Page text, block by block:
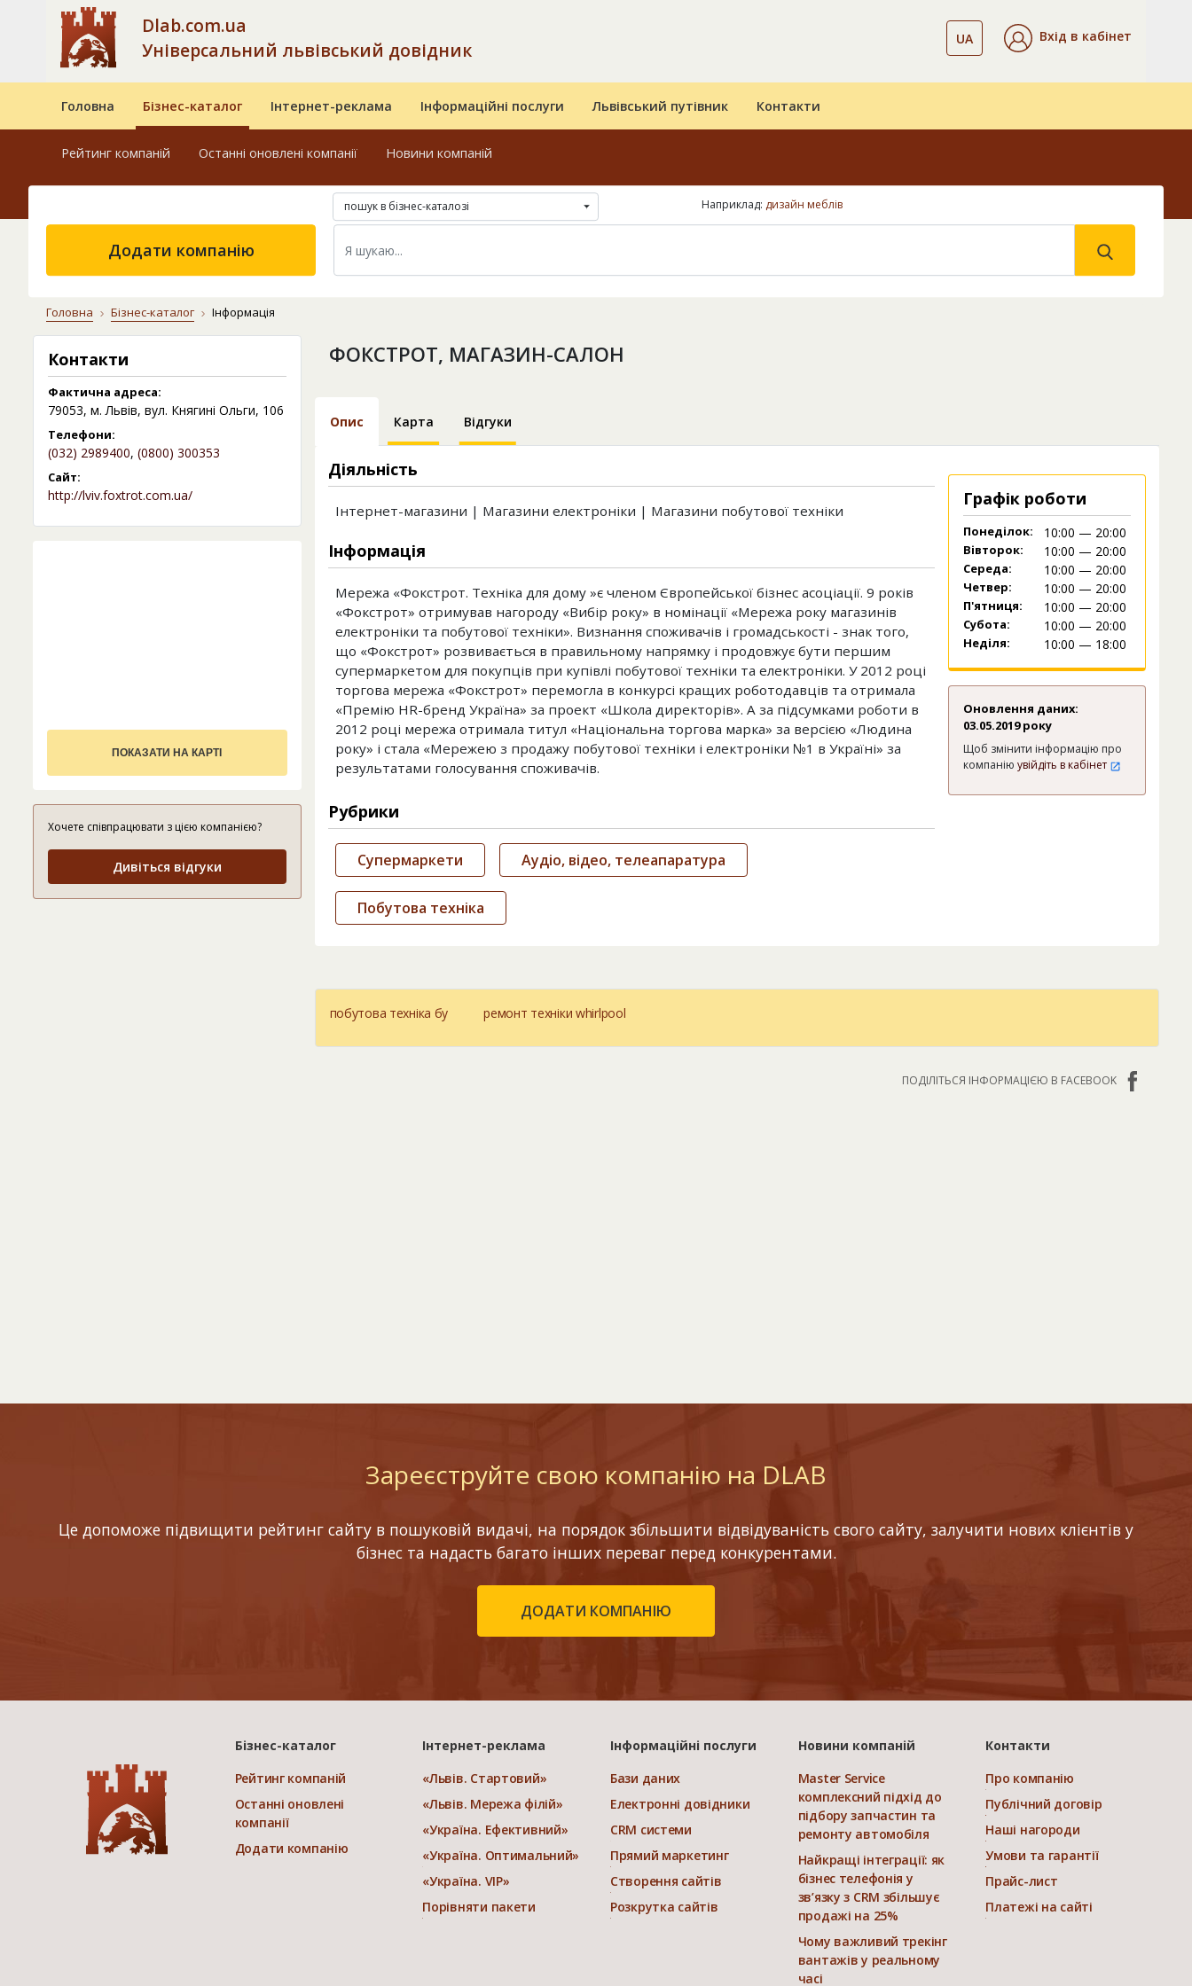
Dlab.com.ua
Універсальний львівський довідник
UA Вхід в кабінет
Головна Бізнес-каталог Інтернет-реклама Інформаційні послуги Львівський путівник Контакти
Рейтинг компаній Останні оновлені компанії Новини компаній
пошук в бізнес-каталозі Наприклад: дизайн меблів
Додати компанію
Головна Бізнес-каталог Інформація
Контакти
Фактична адреса:
79053, м. Львів, вул. Княгині Ольги, 106
Телефони:
(032) 2989400, (0800) 300353
Сайт:
http://lviv.foxtrot.com.ua/
ПОКАЗАТИ НА КАРТІ
Хочете співпрацювати з цією компанією?
Дивіться відгуки
ФОКСТРОТ, МАГАЗИН-САЛОН
Опис Карта Відгуки
Діяльність
Інтернет-магазини | Магазини електроніки | Магазини побутової техніки
Інформація
Мережа «Фокстрот. Техніка для дому »є членом Європейської бізнес асоціації. 9 років
«Фокстрот» отримував нагороду «Вибір року» в номінації «Мережа року магазинів
електроніки та побутової техніки». Визнання споживачів і громадськості - знак того,
що «Фокстрот» розвивається в правильному напрямку і продовжує бути першим
супермаркетом для покупців при купівлі побутової техніки та електроніки. У 2012 році
торгова мережа «Фокстрот» перемогла в конкурсі кращих роботодавців та отримала
«Премію HR-бренд Україна» за проект «Школа директорів». А за підсумками роботи в
2012 році мережа отримала титул «Національна торгова марка» за версією «Людина
року» і стала «Мережею з продажу побутової техніки і електроніки №1 в Україні» за
результатами голосування споживачів.
Рубрики
Супермаркети Аудіо, відео, телеапаратура
Побутова техніка
Графік роботи
Понеділок: 10:00 — 20:00
Вівторок: 10:00 — 20:00
Середа: 10:00 — 20:00
Четвер: 10:00 — 20:00
П'ятниця: 10:00 — 20:00
Субота: 10:00 — 20:00
Неділя: 10:00 — 18:00
Оновлення даних:
03.05.2019 року
Щоб змінити інформацію про
компанію увійдіть в кабінет
побутова техніка бу ремонт техніки whirlpool
ПОДІЛІТЬСЯ ІНФОРМАЦІЄЮ В FACEBOOK
Зареєструйте свою компанію на DLAB
Це допоможе підвищити рейтинг сайту в пошуковій видачі, на порядок збільшити відвідуваність свого сайту, залучити нових клієнтів у
бізнес та надасть багато інших переваг перед конкурентами.
ДОДАТИ КОМПАНІЮ
Бізнес-каталог
Рейтинг компаній
Останні оновлені
компанії
Додати компанію
Інтернет-реклама
«Львів. Стартовий»
«Львів. Мережа філій»
«Україна. Ефективний»
«Україна. Оптимальний»
«Україна. VIP»
Порівняти пакети
Інформаційні послуги
Бази даних
Електронні довідники
CRM системи
Прямий маркетинг
Створення сайтів
Розкрутка сайтів
Новини компаній
Master Service
комплексний підхід до
підбору запчастин та
ремонту автомобіля
Найкращі інтеграції: як
бізнес телефонія у
зв’язку з CRM збільшує
продажі на 25%
Чому важливий трекінг
вантажів у реальному
часі
Контакти
Про компанію
Публічний договір
Наші нагороди
Умови та гарантії
Прайс-лист
Платежі на сайті